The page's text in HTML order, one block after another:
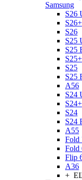
Samsung
S26
S26+
S26
S25
S25
S25+
S25
S25
A56
S24
S24+
S24
S24
A55
Fold
Fold
Flip
A36
+